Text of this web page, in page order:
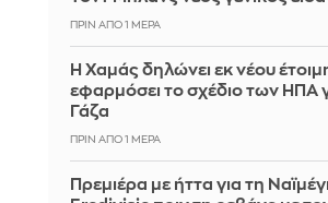
ΠΡΙΝ ΑΠΌ 1 ΜΈΡΑ
Η Χαμάς δηλώνει εκ νέου
εφαρμόσει το σχέδιο των ΗΠΑ
Γάζα
ΠΡΙΝ ΑΠΌ 1 ΜΈΡΑ
Πρεμιέρα με ήττα για τη